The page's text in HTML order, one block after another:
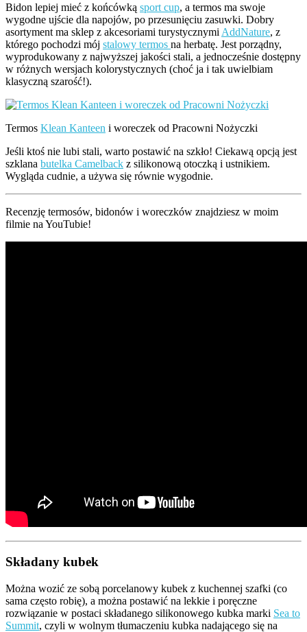
Bidon lepiej mieć z końcówką sport cup, a termos ma swoje
wygodne ujście dla napojów, po przesunięciu zasuwki. Dobry
asortyment ma sklep z akcesoriami turystycznymi AddNature, z
którego pochodzi mój stalowy termos na herbatę. Jest porządny,
wyprodukowany z najwyższej jakości stali, a jednocześnie dostępny
w różnych wersjach kolorystycznych (choć ja i tak uwielbiam
klasyczną szarość!).
Termos Klean Kanteen i woreczek od Pracowni Nożyczki
Jeśli ktoś nie lubi stali, warto postawić na szkło! Ciekawą opcją jest
szklana butelka Camelback z silikonową otoczką i ustnikiem.
Wygląda cudnie, a używa się równie wygodnie.
Recenzję termosów, bidonów i woreczków znajdziesz w moim
filmie na YouTubie!
Składany kubek
Można wozić ze sobą porcelanowy kubek z kuchennej szafki (co
sama często robię), a można postawić na lekkie i poręczne
rozwiązanie w postaci składanego silikonowego kubka marki Sea to
Summit, czyli w wolnym tłumaczeniu kubka nadającego się na